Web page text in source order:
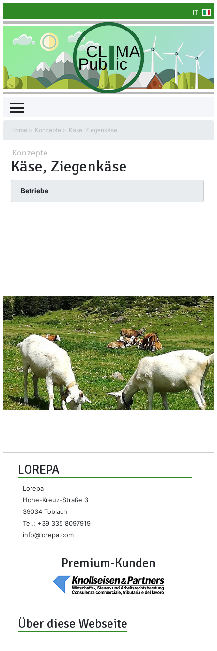
IT
Home Konzepte Käse, Ziegenkäse
Konzepte
Käse, Ziegenkäse
Betriebe
LOREPA
Lorepa
Hohe-Kreuz-Straße 3
39034 Toblach
Tel.: +39 335 8097919
info@lorepa.com
Premium-Kunden
Über diese Webseite